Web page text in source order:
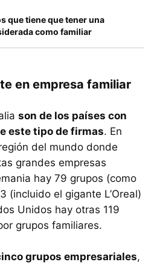
que tiene que tener una
como familiar
en empresa familiar
son de los países con
este tipo de firmas. En
del mundo donde
grandes empresas
hay 79 grupos (como
(incluido el gigante L’Oreal)
Unidos hay otras 119
grupos familiares.
grupos empresariales,